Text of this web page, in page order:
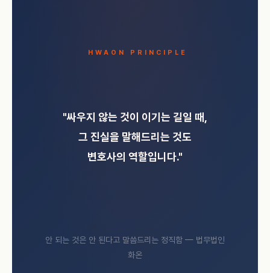
HWAON PRINCIPLE
"싸우지 않는 것이 이기는 길일 때,
그 진실을 말해드리는 것도
변호사의 역할입니다."
안 되는 것은 안 된다고 말씀드리는 정직함 — 법무법인
화온